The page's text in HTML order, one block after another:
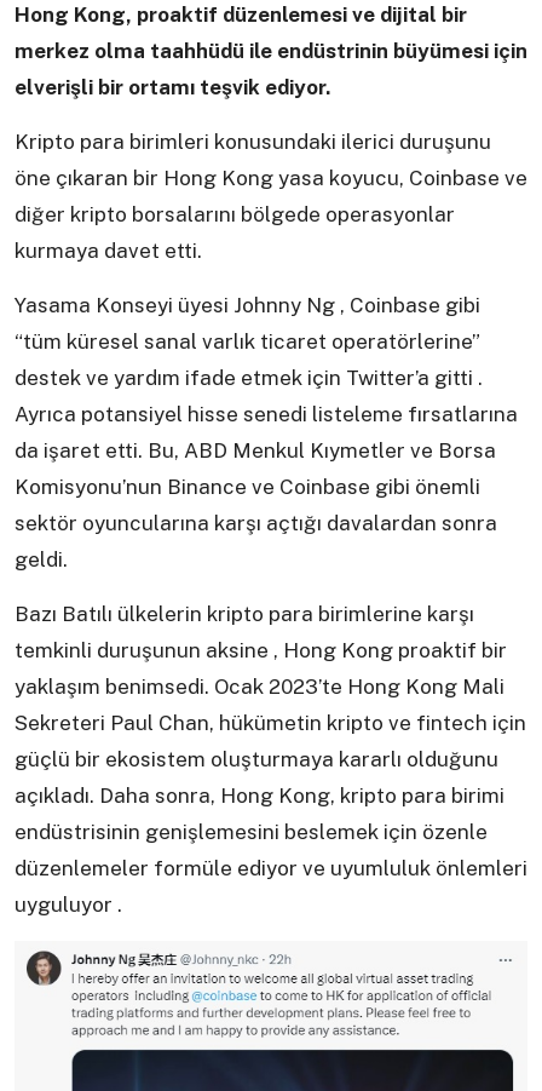
Hong Kong, proaktif düzenlemesi ve dijital bir
merkez olma taahhüdü ile endüstrinin büyümesi için
elverişli bir ortamı teşvik ediyor.
Kripto para birimleri konusundaki ilerici duruşunu
öne çıkaran bir Hong Kong yasa koyucu, Coinbase ve
diğer kripto borsalarını bölgede operasyonlar
kurmaya davet etti.
Yasama Konseyi üyesi Johnny Ng , Coinbase gibi
“tüm küresel sanal varlık ticaret operatörlerine”
destek ve yardım ifade etmek için Twitter’a gitti .
Ayrıca potansiyel hisse senedi listeleme fırsatlarına
da işaret etti. Bu, ABD Menkul Kıymetler ve Borsa
Komisyonu’nun Binance ve Coinbase gibi önemli
sektör oyuncularına karşı açtığı davalardan sonra
geldi.
Bazı Batılı ülkelerin kripto para birimlerine karşı
temkinli duruşunun aksine , Hong Kong proaktif bir
yaklaşım benimsedi. Ocak 2023’te Hong Kong Mali
Sekreteri Paul Chan, hükümetin kripto ve fintech için
güçlü bir ekosistem oluşturmaya kararlı olduğunu
açıkladı. Daha sonra, Hong Kong, kripto para birimi
endüstrisinin genişlemesini beslemek için özenle
düzenlemeler formüle ediyor ve uyumluluk önlemleri
uyguluyor .